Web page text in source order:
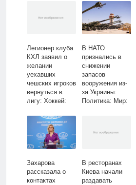
Легионер клуба
КХЛ заявил о
желании
уехавших
чешских игроков
вернуться в
лигу: Хоккей:
В НАТО
признались в
снижении
запасов
вооружения из-
за Украины:
Политика: Мир:
Захарова
рассказала о
контактах
В ресторанах
Киева начали
раздавать